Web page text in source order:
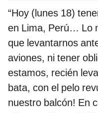
“Hoy (lunes 18)
en Lima, Perú… Lo
que levantarnos
aviones, ni tener
estamos, recién
bata, con el pelo
nuestro balcón! En